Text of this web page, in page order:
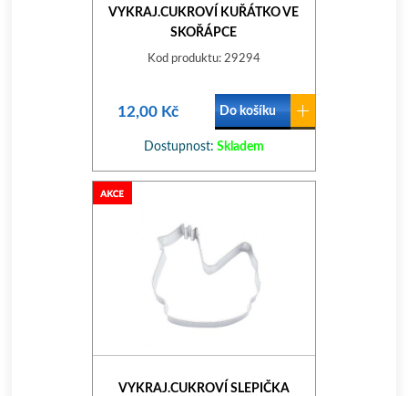
VYKRAJ.CUKROVÍ KUŘÁTKO VE
SKOŘÁPCE
Kod produktu: 29294
12,00 Kč Do košíku
Dostupnost: Skladem
VYKRAJ.CUKROVÍ SLEPIČKA